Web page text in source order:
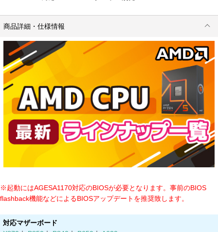
商品詳細・仕様情報
※起動にはAGESA1170対応のBIOSが必要となります。事前のBIOS
flashback機能などによるBIOSアップデートを推奨致します。
対応マザーボード